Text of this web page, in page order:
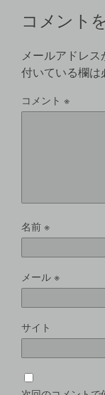
コメント
メールアドレス
付いている欄は
コメント ※
名前※
メール※
サイト